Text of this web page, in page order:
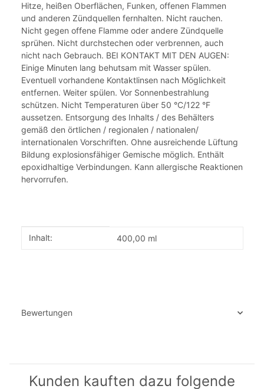
Hitze, heißen Oberflächen, Funken, offenen Flammen
und anderen Zündquellen fernhalten. Nicht rauchen.
Nicht gegen offene Flamme oder andere Zündquelle
sprühen. Nicht durchstechen oder verbrennen, auch
nicht nach Gebrauch. BEI KONTAKT MIT DEN AUGEN:
Einige Minuten lang behutsam mit Wasser spülen.
Eventuell vorhandene Kontaktlinsen nach Möglichkeit
entfernen. Weiter spülen. Vor Sonnenbestrahlung
schützen. Nicht Temperaturen über 50 °C/122 °F
aussetzen. Entsorgung des Inhalts / des Behälters
gemäß den örtlichen / regionalen / nationalen/
internationalen Vorschriften. Ohne ausreichende Lüftung
Bildung explosionsfähiger Gemische möglich. Enthält
epoxidhaltige Verbindungen. Kann allergische Reaktionen
hervorrufen.
Produkteigenschaft
Wert
Inhalt: 400,00 ml
Bewertungen
Kunden kauften dazu folgende